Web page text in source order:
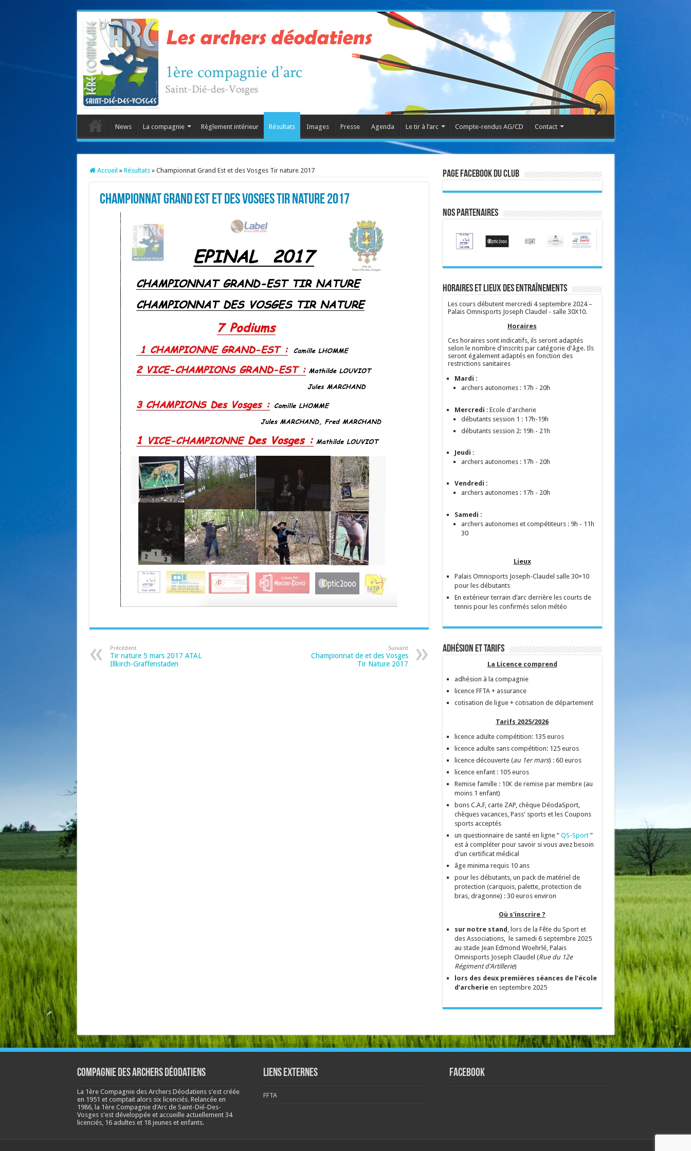
News La compagnie Règlement intérieur Résultats Images Presse Agenda Le tir à l’arc Compte-rendus AG/CD Contact
Accueil » Résultats » Championnat Grand Est et des Vosges Tir nature 2017
Championnat Grand Est et des Vosges Tir nature 2017
Précédent
Tir nature 5 mars 2017 ATAL
Illkirch-Graffenstaden
Suivant
Championnat de et des Vosges
Tir Nature 2017
Page Facebook du club
Nos partenaires
Horaires et lieux des entraînements
Les cours débutent mercredi 4 septembre 2024 –
Palais Omnisports Joseph Claudel - salle 30X10.
Horaires
Ces horaires sont indicatifs, ils seront adaptés
selon le nombre d'inscrits par catégorie d'âge. Ils
seront également adaptés en fonction des
restrictions sanitaires
Mardi :
archers autonomes : 17h - 20h
Mercredi : Ecole d'archerie
débutants session 1 : 17h-19h
débutants session 2: 19h - 21h
Jeudi :
archers autonomes : 17h - 20h
Vendredi :
archers autonomes : 17h - 20h
Samedi :
archers autonomes et compétiteurs : 9h - 11h
30
Lieux
Palais Omnisports Joseph-Claudel salle 30×10
pour les débutants
En extérieur terrain d’arc derrière les courts de
tennis pour les confirmés selon météo
Adhésion et tarifs
La Licence comprend
adhésion à la compagnie
licence FFTA + assurance
cotisation de ligue + cotisation de département
Tarifs 2025/2026
licence adulte compétition: 135 euros
licence adulte sans compétition: 125 euros
licence découverte (au 1er mars) : 60 euros
licence enfant : 105 euros
Remise famille : 10€ de remise par membre (au
moins 1 enfant)
bons C.A.F, carte ZAP, chèque DéodaSport,
chèques vacances, Pass' sports et les Coupons
sports acceptés
un questionnaire de santé en ligne “ QS-Sport”
est à compléter pour savoir si vous avez besoin
d'un certificat médical
âge minima requis 10 ans
pour les débutants, un pack de matériel de
protection (carquois, palette, protection de
bras, dragonne) : 30 euros environ
Où s'inscrire ?
sur notre stand , lors de la Fête du Sport et
des Associations, le samedi 6 septembre 2025
au stade Jean Edmond Woehrlé, Palais
Omnisports Joseph Claudel (Rue du 12e
Régiment d'Artillerie)
lors des deux premières séances de l’école
d’archerie en septembre 2025
Compagnie des Archers Déodatiens
La 1ère Compagnie des Archers Déodatiens s'est créée
en 1951 et comptait alors six licenciés. Relancée en
1986, la 1ère Compagnie d'Arc de Saint-Dié-Des-
Vosges s'est développée et accueille actuellement 34
licenciés, 16 adultes et 18 jeunes et enfants.
Liens externes
FFTA
Facebook